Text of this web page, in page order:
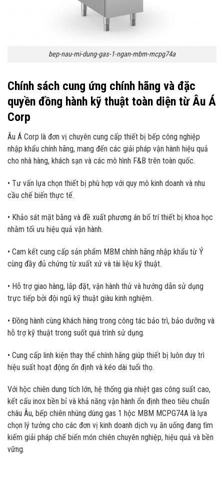
bep-nau-mi-dung-gas-1-ngan-mbm-mcpg74a
Chính sách cung ứng chính hãng và đặc
quyền đồng hành kỹ thuật toàn diện từ Âu Á
Corp
Âu Á Corp là đơn vị chuyên cung cấp thiết bị bếp công nghiệp
nhập khẩu chính hãng, mang đến các giải pháp vận hành hiệu quả
cho nhà hàng, khách sạn và các mô hình F&B trên toàn quốc.
• Tư vấn lựa chọn thiết bị phù hợp với quy mô kinh doanh và nhu
cầu chế biến thực tế.
• Khảo sát mặt bằng và đề xuất phương án bố trí thiết bị khoa học
nhằm tối ưu hiệu quả vận hành.
• Cam kết cung cấp sản phẩm MBM chính hãng nhập khẩu từ Ý
cùng đầy đủ chứng từ xuất xứ và tài liệu kỹ thuật.
• Hỗ trợ giao hàng, lắp đặt, vận hành thử và hướng dẫn sử dụng
trực tiếp bởi đội ngũ kỹ thuật giàu kinh nghiệm.
• Đồng hành cùng khách hàng trong công tác bảo trì, bảo dưỡng và
hỗ trợ kỹ thuật trong suốt quá trình sử dụng.
• Cung cấp linh kiện thay thế chính hãng giúp thiết bị luôn duy trì
hiệu suất hoạt động ổn định và kéo dài tuổi thọ.
Với hộc chiên dung tích lớn, hệ thống gia nhiệt gas công suất cao,
kết cấu inox bền bỉ và khả năng vận hành ổn định theo tiêu chuẩn
châu Âu, bếp chiên nhúng dùng gas 1 hộc MBM MCPG74A là lựa
chọn lý tưởng cho các đơn vị kinh doanh dịch vụ ăn uống đang tìm
kiếm giải pháp chế biến món chiên chuyên nghiệp, hiệu quả và bền
vững.